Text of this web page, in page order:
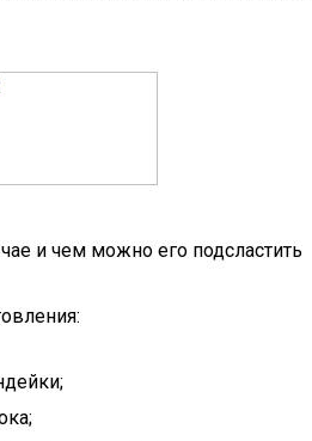
и чем можно его подсластить